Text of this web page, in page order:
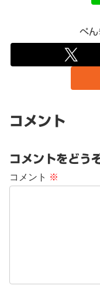
ぺん
コメント
コメントをどう
コメント ※